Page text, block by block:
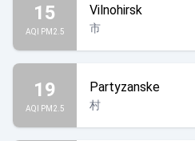
15
AQI PM2.5
Vilnohirsk
市
19
AQI PM2.5
Partyzanske
村